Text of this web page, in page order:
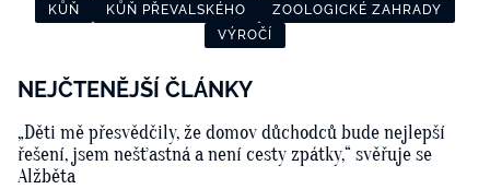
KŮŇ KŮŇ PŘEVALSKÉHO
ZOOLOGICKÉ ZAHRADY
VÝROČÍ
NEJČTENĚJŠÍ ČLÁNKY
„Děti mě přesvědčily, že domov důchodců bude nejlepší
řešení, jsem nešťastná a není cesty zpátky,“ svěřuje se
Alžběta